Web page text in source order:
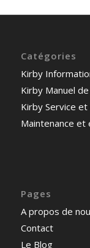
Catégories
Kirby
Kirby Manuel
Kirby Service
Maintenance
Pages
A propos de
Contact
Le Blog